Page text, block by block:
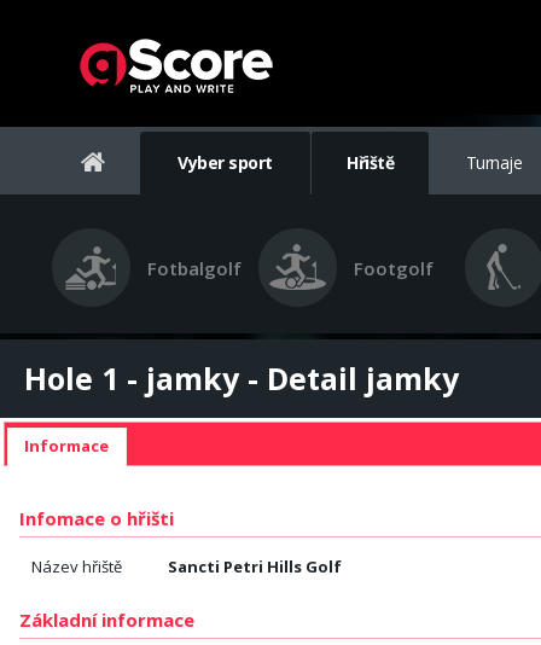
Vyber sport Hřiště Turnaje
Fotbalgolf Footgolf
Hole 1 - jamky - Detail jamky
Informace
Infomace o hřišti
Název hřiště Sancti Petri Hills Golf
Základní informace